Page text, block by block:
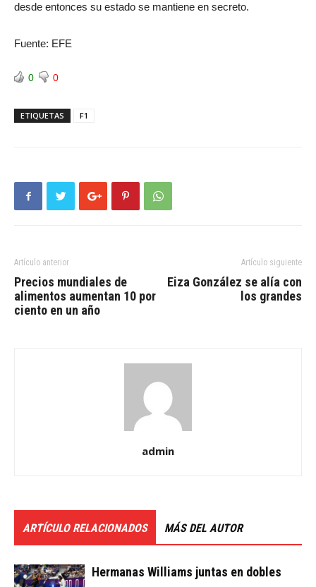
desde entonces su estado se mantiene en secreto.
Fuente: EFE
0 0
ETIQUETAS F1
Artículo anterior
Precios mundiales de
alimentos aumentan 10 por
ciento en un año
Artículo siguiente
Eiza González se alía con
los grandes
admin
ARTÍCULO RELACIONADOS MÁS DEL AUTOR
Hermanas Williams juntas en dobles